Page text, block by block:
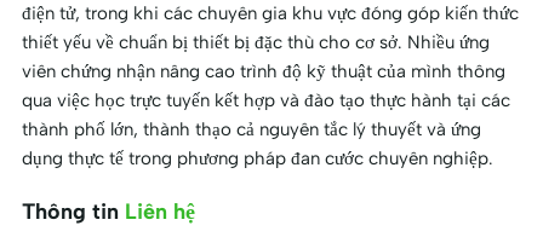
điện tử, trong khi các chuyên gia khu vực đóng góp kiến thức
thiết yếu về chuẩn bị thiết bị đặc thù cho cơ sở. Nhiều ứng
viên chứng nhận nâng cao trình độ kỹ thuật của mình thông
qua việc học trực tuyến kết hợp và đào tạo thực hành tại các
thành phố lớn, thành thạo cả nguyên tắc lý thuyết và ứng
dụng thực tế trong phương pháp đan cước chuyên nghiệp.
Thông tin Liên hệ